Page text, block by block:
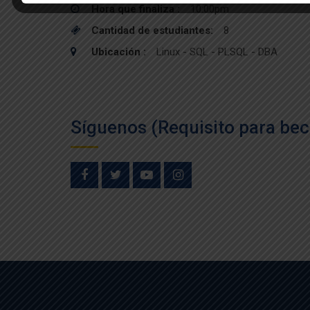
Cantidad de estudiantes:
8
Ubicación :
Linux - SQL - PLSQL - DBA
Síguenos (Requisito para